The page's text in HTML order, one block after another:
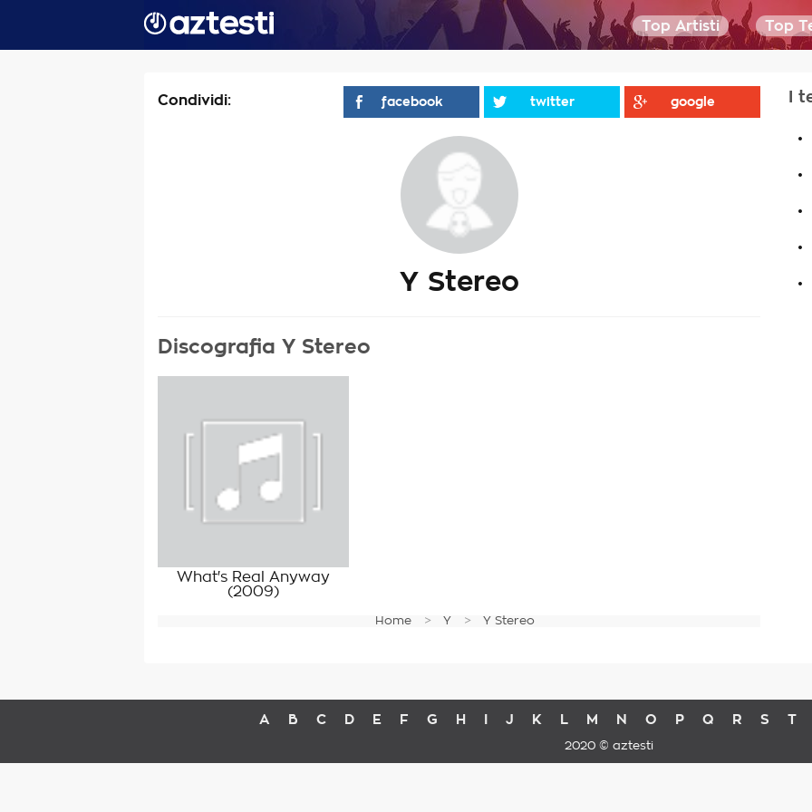
Top Artisti Top
Condividi: facebook twitter google
Y Stereo
Discografia Y Stereo
What's Real Anyway
(2009)
Home Y Y Stereo
I
.
.
.
.
.
A B C D E F G H I J K L M N O P Q R S T
2020 © aztesti